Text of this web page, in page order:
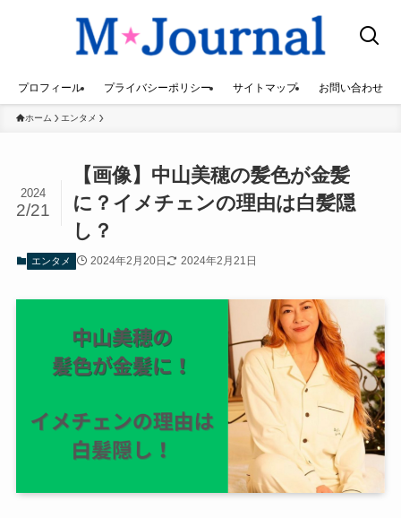
プロフィール プライバシーポリシー サイトマップ お問い合わせ
ホーム エンタメ
【画像】中山美穂の髪色が金髪
に？イメチェンの理由は白髪隠
し？
2024
2/21
エンタメ 2024年2月20日 2024年2月21日